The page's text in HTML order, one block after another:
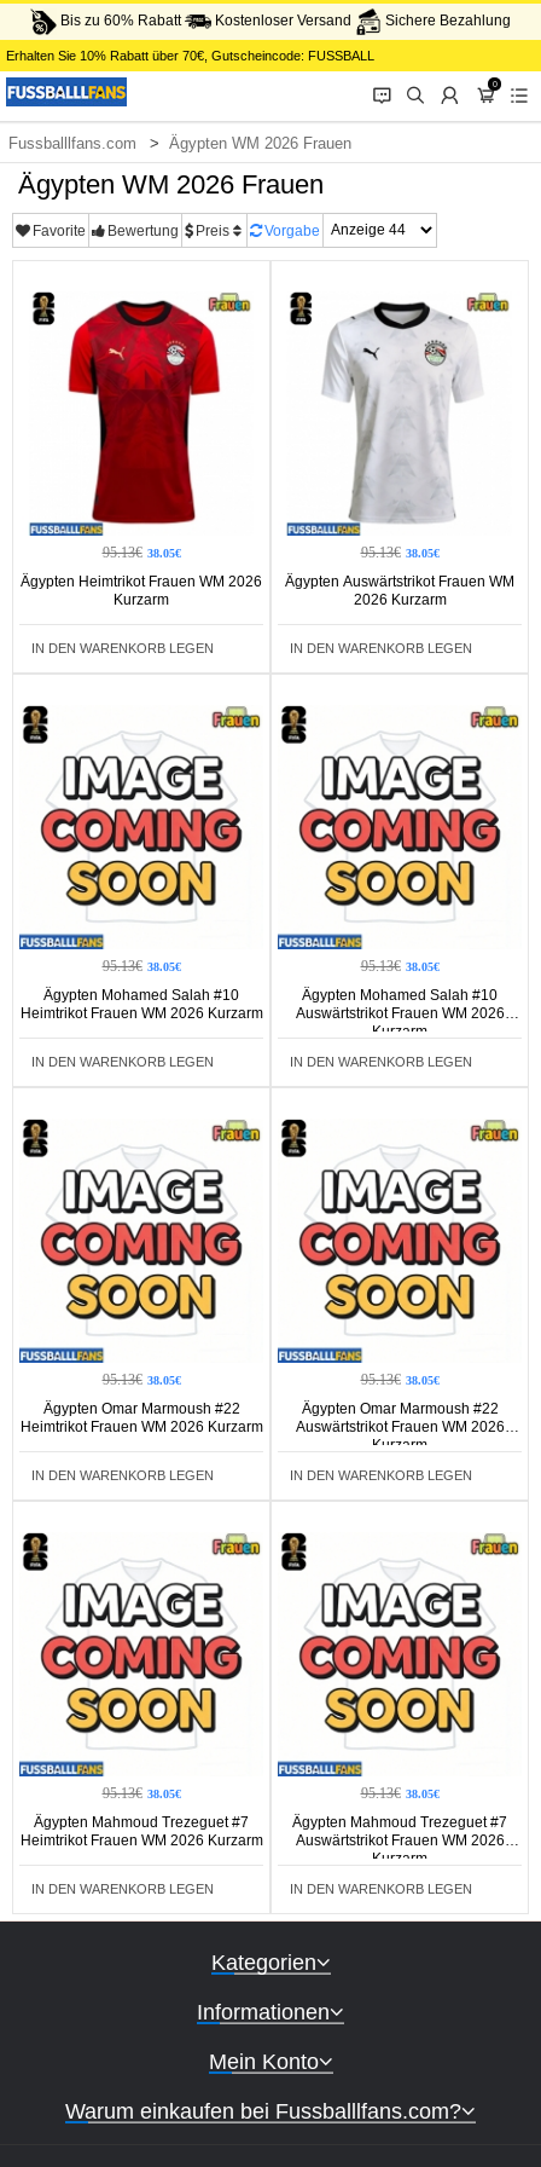
Bis zu 60% Rabatt Kostenloser Versand Sichere Bezahlung
Erhalten Sie 10% Rabatt über 70€ , Gutscheincode: FUSSBALL
󰂱 󰂨 󰃳
0
󰃦 󰃖
Fussballlfans.com Ägypten WM 2026 Frauen
Ägypten WM 2026 Frauen
Favorite Bewertung Preis Vorgabe
95.13€ 38.05€
Ägypten Heimtrikot Frauen WM 2026
Kurzarm
IN DEN WARENKORB LEGEN
95.13€ 38.05€
Ägypten Auswärtstrikot Frauen WM
2026 Kurzarm
IN DEN WARENKORB LEGEN
95.13€ 38.05€
Ägypten Mohamed Salah #10
Heimtrikot Frauen WM 2026 Kurzarm
IN DEN WARENKORB LEGEN
95.13€ 38.05€
Ägypten Mohamed Salah #10
Auswärtstrikot Frauen WM 2026
Kurzarm
IN DEN WARENKORB LEGEN
95.13€ 38.05€
Ägypten Omar Marmoush #22
Heimtrikot Frauen WM 2026 Kurzarm
IN DEN WARENKORB LEGEN
95.13€ 38.05€
Ägypten Omar Marmoush #22
Auswärtstrikot Frauen WM 2026
Kurzarm
IN DEN WARENKORB LEGEN
95.13€ 38.05€
Ägypten Mahmoud Trezeguet #7
Heimtrikot Frauen WM 2026 Kurzarm
IN DEN WARENKORB LEGEN
95.13€ 38.05€
Ägypten Mahmoud Trezeguet #7
Auswärtstrikot Frauen WM 2026
Kurzarm
IN DEN WARENKORB LEGEN
Kategorien
Informationen
Mein Konto
Warum einkaufen bei Fussballlfans.com?